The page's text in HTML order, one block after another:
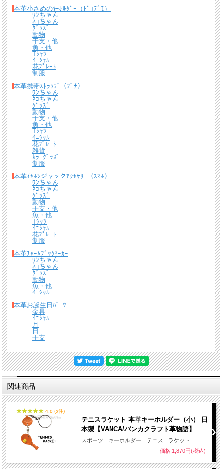
名入れについて
全商品無料で焼きペンで名入れいたします。
本革小さめのｷｰﾎﾙﾀﾞｰ（ﾄﾞｺﾃﾞﾓ）
ﾜﾝちゃん
ﾈｺちゃん
ｸﾞｯｽﾞ
動物
干支・他
魚・他
Tｼｬﾂ
ｲﾆｼｬﾙ
花ﾌﾟﾚｰﾄ
制服
本革携帯ｽﾄﾗｯﾌﾟ（ﾌﾟﾁ）
ﾜﾝちゃん
ﾈｺちゃん
ｸﾞｯｽﾞ
動物
干支・他
魚・他
Tｼｬﾂ
ｲﾆｼｬﾙ
花ﾌﾟﾚｰﾄ
雑貨
ｶﾗｰｸﾞｯｽﾞ
制服
本革ｲﾔﾎﾝジャックｱｸｾｻﾘｰ（ｽﾏﾎ）
ﾜﾝちゃん
ﾈｺちゃん
ｸﾞｯｽﾞ
動物
干支・他
魚・他
Tｼｬﾂ
ｲﾆｼｬﾙ
花ﾌﾟﾚｰﾄ
制服
本革ﾁｬｰﾑﾌﾞｯｸﾏｰｶｰ
ﾜﾝちゃん
ﾈｺちゃん
ｸﾞｯｽﾞ
動物
魚・他
ｲﾆｼｬﾙ
本革お誕生日ﾊﾟｰﾂ
金具
ｲﾆｼｬﾙ
月
日
干支
関連商品
4.8 (6件)
テニスラケット 本革キーホルダー（小） 日
本製【VANCA/バンカクラフト革物語】
スポーツ キーホルダー テニス ラケット
価格:1,870円(税込)